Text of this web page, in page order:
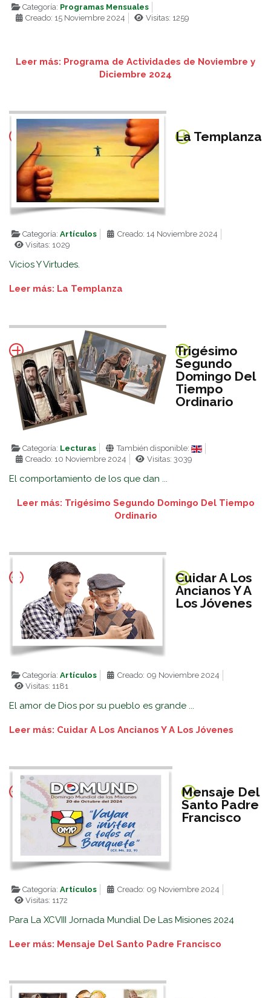
Categoría: Programas Mensuales
Creado: 15 Noviembre 2024
Visitas: 1259
Leer más: Programa de Actividades de Noviembre y
Diciembre 2024
La Templanza
Categoría:Artículos
Creado: 14 Noviembre 2024
Visitas: 1029
Vicios Y Virtudes.
Leer más: La Templanza
Trigésimo
Segundo
Domingo Del
Tiempo
Ordinario
Categoría: Lecturas
También disponible:
Creado: 10 Noviembre 2024
Visitas: 3039
El comportamiento de los que dan ...
Leer más: Trigésimo Segundo Domingo Del Tiempo
Ordinario
Cuidar A Los
Ancianos Y A
Los Jóvenes
Categoría:Artículos
Creado: 09 Noviembre 2024
Visitas: 1181
El amor de Dios por su pueblo es grande ...
Leer más: Cuidar A Los Ancianos Y A Los Jóvenes
Mensaje Del
Santo Padre
Francisco
Categoría:Artículos
Creado: 09 Noviembre 2024
Visitas: 1172
Para La XCVIII Jornada Mundial De Las Misiones 2024
Leer más: Mensaje Del Santo Padre Francisco